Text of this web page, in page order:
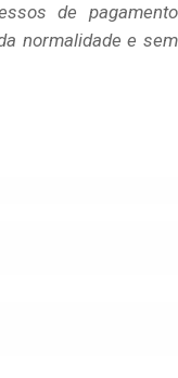
de pagamento
normalidade e sem